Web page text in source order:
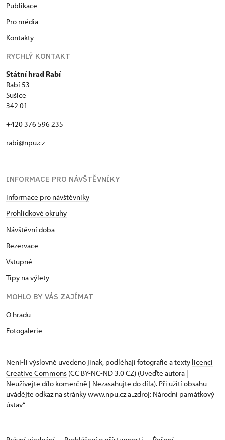
Publikace
Pro média
Kontakty
RYCHLÝ KONTAKT
Státní hrad Rabí
Rabí 53
Sušice
342 01
+420 376 596 235
rabi@npu.cz
INFORMACE PRO NÁVŠTĚVNÍKY
Informace pro návštěvníky
Prohlídkové okruhy
Návštěvní doba
Rezervace
Vstupné
Tipy na výlety
MOHLO BY VÁS ZAJÍMAT
O hradu
Fotogalerie
Není-li výslovně uvedeno jinak, podléhají fotografie a texty licenci
Creative Commons (CC BY-NC-ND 3.0 CZ) (Uveďte autora |
Neužívejte dílo komerčně | Nezasahujte do díla). Při užití obsahu
uvádějte odkaz na stránky www.npu.cz a „zdroj: Národní památkový
ústav“